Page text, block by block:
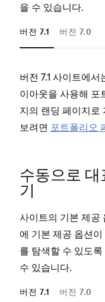
을 수 있습니다.
버전 7.1 버전 7.0
버전 7.1 사이트에
이아웃을 사용해 포
지의 랜딩 페이지로
보려면 포트폴리오
수동으로 대
기
사이트의 기본 제공
에 기본 제공 옵션
를 탐색할 수 있도
수 있습니다.
버전 7.1 버전 7.0